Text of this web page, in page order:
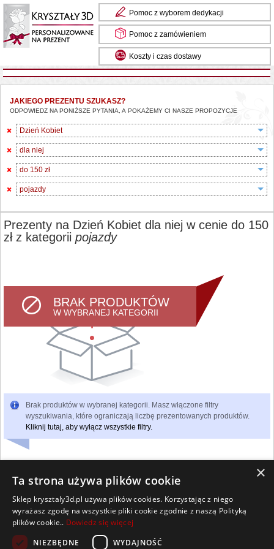
Pomoc z wyborem dedykacji
Pomoc z zamówieniem
Koszty i czas dostawy
JAKIEGO PREZENTU SZUKASZ?
ODPOWIEDZ NA PONIŻSZE PYTANIA, A POKAŻEMY CI NASZE PROPOZYCJE
Dzień Kobiet
dla niej
do 150 zł
pojazdy
Prezenty na Dzień Kobiet dla niej w cenie do 150
zł z kategorii pojazdy
BRAK PRODUKTÓW
W WYBRANEJ KATEGORII
Brak produktów w wybranej kategorii. Masz włączone filtry
wyszukiwania, które ograniczają liczbę prezentowanych produktów.
Kliknij tutaj, aby wyłącz wszystkie filtry.
Wszelkie prawa zastrzeżone
Kontakt Współpraca Regulamin
Pomoc Strona główna
×
Ta strona używa plików cookie
Sklep krysztaly3d.pl używa plików cookies. Korzystając z niego
wyrażasz zgodę na wszystkie pliki cookie zgodnie z naszą Polityką
plików cookie.. Dowiedz się więcej
NIEZBĘDNE
WYDAJNOŚĆ